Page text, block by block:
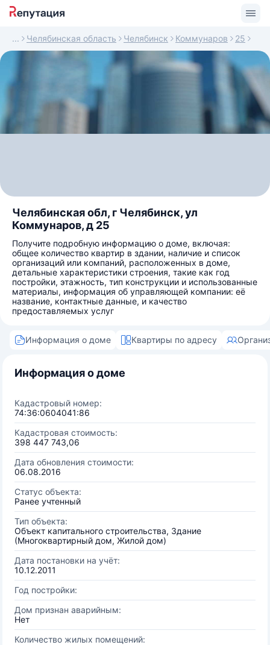
Челябинская область Челябинск Коммунаров 25
Челябинская обл, г Челябинск, ул
Коммунаров, д 25
Получите подробную информацию о доме, включая:
общее количество квартир в здании, наличие и список
организаций или компаний, расположенных в доме,
детальные характеристики строения, такие как год
постройки, этажность, тип конструкции и использованные
материалы, информация об управляющей компании: её
название, контактные данные, и качество
предоставляемых услуг
Информация о доме Квартиры по адресу
Информация о доме
Кадастровый номер:
74:36:0604041:86
Кадастровая стоимость:
398 447 743,06
Дата обновления стоимости:
06.08.2016
Статус объекта:
Ранее учтенный
Тип объекта:
Объект капитального строительства, Здание
(Многоквартирный дом, Жилой дом)
Дата постановки на учёт:
10.12.2011
Год постройки:
Дом признан аварийным:
Нет
Количество жилых помещений: